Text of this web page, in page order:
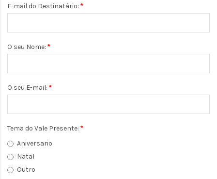
E-mail do Destinatário:
O seu Nome:
O seu E-mail:
Tema do Vale Presente:
Aniversario
Natal
Outro